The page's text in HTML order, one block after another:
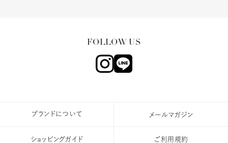
ブランドについて メールマガジン
ショッピングガイド ご利用規約